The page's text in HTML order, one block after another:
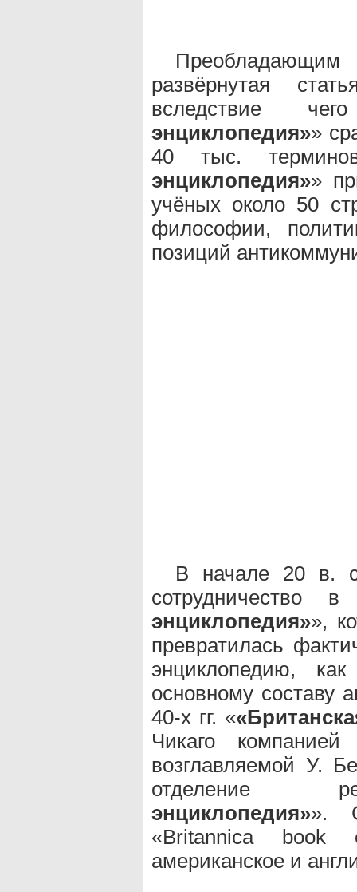
развёрнутая
вследствие
энциклопедия»»
40 тыс.
энциклопедия»»
учёных около 50
философии,
позиций
В начале 20 в.
сотрудничество
энциклопедия»»,
превратилась
энциклопедию,
основному составу
40-х гг. «
Чикаго компанией
возглавляемой У.
отделение
энциклопедия»».
«Britannica book
американское и